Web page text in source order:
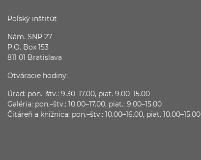
Poľský inštitút
Nám. SNP 27
P.O. Box 153
811 01 Bratislava
Otváracie hodiny:
Úrad: pon.–štv.: 9.30–17.00, piat. 9.00–15.00
Galéria: pon.–štv.: 10.00–17.00, piat.: 9.00–15.00
Čitáreň a knižnica: pon.–štv.: 10.00–16.00, piat. 10.00–15.00